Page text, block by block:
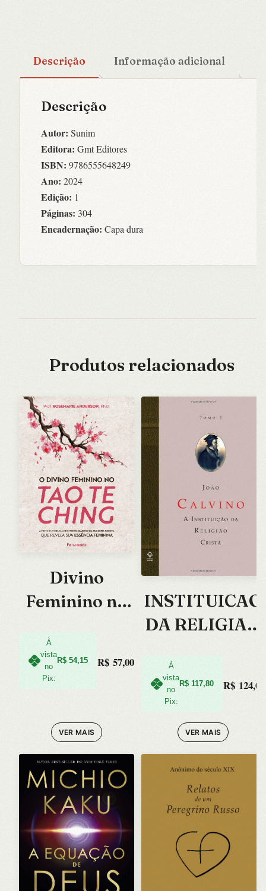
Descrição Informação adicional
Descrição
Autor: Sunim
Editora: Gmt Editores
ISBN: 9786555648249
Ano: 2024
Edição: 1
Páginas: 304
Encadernação: Capa dura
Produtos relacionados
Divino
Feminino no
O: a Primeira
Traducao do
Classico D
À
vista
no
Pix:
R$ 54,15 R$ 57,00
VER MAIS
INSTITUICAO
DA RELIGIAO
TOMO 1
À
vista
no
Pix:
R$ 117,80 R$ 124,00
VER MAIS